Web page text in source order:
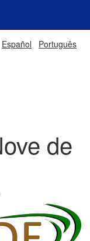
Español Português
de